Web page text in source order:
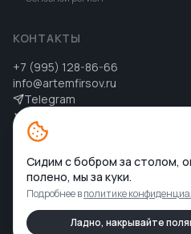
КОНТАКТЫ
+7 (995) 128-86-66
info@artemfirsov.ru
Telegram
MAX MAX
Артем Фирсов
Политика
Сидим с бобром за столом,
полено, мы за куки.
Подробнее вполитике
Ладно, накрывайте